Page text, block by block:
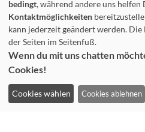
Büro-Öffnungszeiten
Montag bis Donnerstag: 10-14
Freitag: 10-16 Uhr
bedingt, während andere uns helfen
Kontaktmöglichkeiten
kann jederzeit geändert werden.
der Seiten im Seitenfuß.
Wenn du mit uns chatten
Cookies!
Cookies wählen Cookies ablehnen